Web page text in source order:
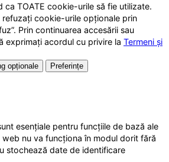
ca TOATE cookie-urile să fie utilizate.
refuzați cookie-urile opționale prin
Prin continuarea accesării sau
exprimați acordul cu privire la Termeni și
opționale
Preferințe
esențiale pentru funcțiile de bază ale
nu va funcționa în modul dorit fără
stochează date de identificare